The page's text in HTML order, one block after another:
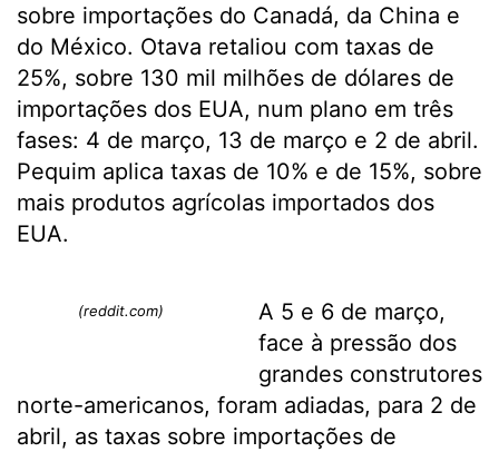
sobre importações do Canadá, da China e
do México. Otava retaliou com taxas de
25%, sobre 130 mil milhões de dólares de
importações dos EUA, num plano em três
fases: 4 de março, 13 de março e 2 de abril.
Pequim aplica taxas de 10% e de 15%, sobre
mais produtos agrícolas importados dos
EUA.
(reddit.com)
A 5 e 6 de março,
face à pressão dos
grandes construtores
norte-americanos, foram adiadas, para 2 de
abril, as taxas sobre importações de